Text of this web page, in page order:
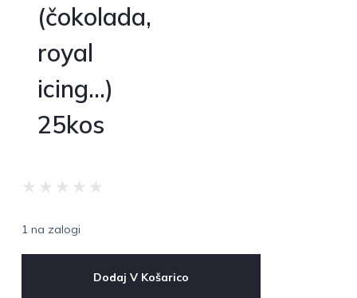
(čokolada,
royal
icing…)
25kos
★ ★ ★ ★ ★
1 na zalogi
Dodaj V Košarico